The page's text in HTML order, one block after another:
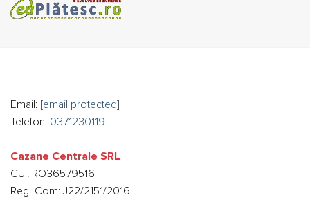
Email: [email protected]
Telefon: 0371230119
Cazane Centrale SRL
CUI: RO36579516
Reg. Com: J22/2151/2016